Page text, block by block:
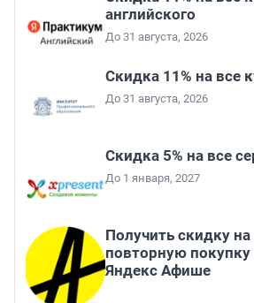
английского
До 31 августа, 2026
Скидка 11% на все
До 31 августа, 2026
Скидка 5% на все
До 1 января, 2027
Получить скидку
повторную покупку
Яндекс Афише